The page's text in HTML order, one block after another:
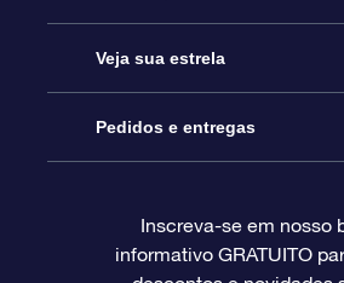
Entre em contato conosco
Blog
Avaliações
Presente estrelar on-line
Pacote de presente da OSR
O cartão de presente da OSR
Veja sua estrela
Star Register
Página estelar personalizada
Pedidos e entregas
Informações de pagamento
Inscreva-se em nosso
informativo GRATUITO